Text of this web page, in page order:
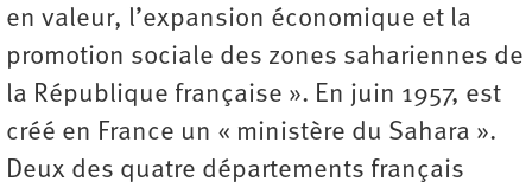
en valeur, l’expansion économique et la
promotion sociale des zones sahariennes de
la République française ». En juin 1957, est
créé en France un « ministère du Sahara ».
Deux des quatre départements français